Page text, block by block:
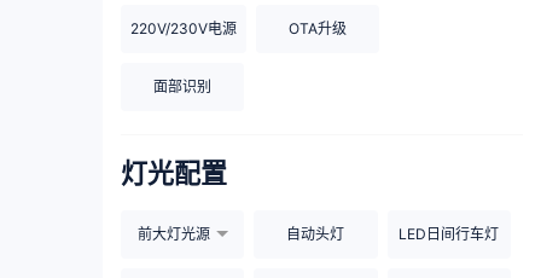
220V/230V电源 OTA升级
面部识别
灯光配置
前大灯光源 自动头灯 LED日间行车灯